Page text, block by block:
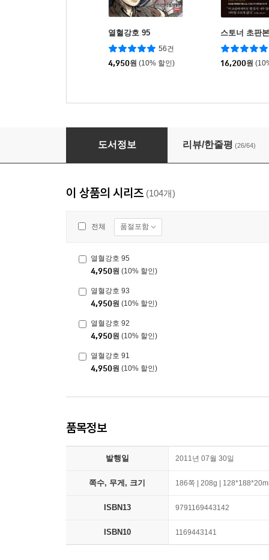
열혈강호 95
56건
4,950원 (10% 할인)
스토너 초판본
16,200원
열혈강호 55
도서정보 리뷰/한줄평 (26/64)
이 상품의 시리즈 (104개)
전체 품절포함
열혈강호 95
4,950원 (10% 할인)
열혈강호 93
4,950원 (10% 할인)
열혈강호 92
4,950원 (10% 할인)
열혈강호 91
4,950원 (10% 할인)
품목정보
발행일 2011년 07월 30일
쪽수, 무게, 크기 186쪽 | 208g |
ISBN13 9791169443142
ISBN10 1169443141